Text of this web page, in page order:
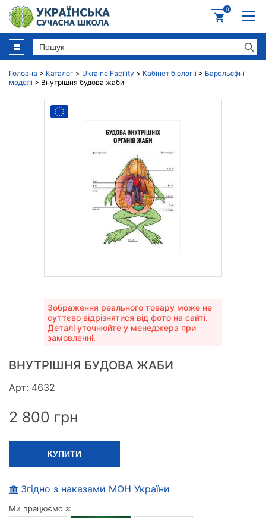
0
Головна > Каталог > Ukraine Facility > Кабінет біології> Барельєфні
моделі > Внутрішня будова жаби
Зображення реального товару може не
суттєво відрізнятися від фото на сайті.
Деталі уточнюйте у менеджера при
замовленні.
ВНУТРІШНЯ БУДОВА ЖАБИ
Арт: 4632
2 800 грн
КУПИТИ
Згідно з наказами МОН України
Ми працюємо з: